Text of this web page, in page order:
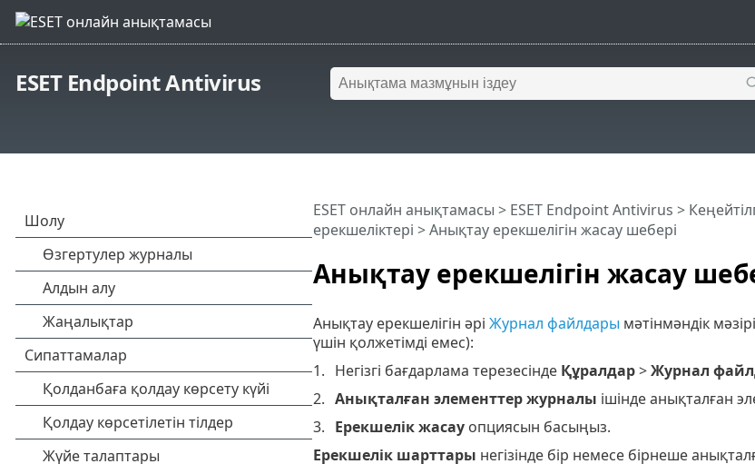
ESET Endpoint Antivirus
Анықтау ерекшелігін жасау
ESET онлайн анықтамасы > ESET Endpoint Antivirus >
ерекшеліктері > Анықтау ерекшелігін жасау шебері
Анықтау ерекшелігін әрі Журнал файлдары мәтінмәндік
үшін қолжетімді емес):
Негізгі бағдарлама терезесінде Құралдар>Журнал
Анықталған элементтер журналы ішінде анықталған
Ерекшелік жасауопциясын басыңыз.
Ерекшелік шарттары негізінде бір немесе бірнеше